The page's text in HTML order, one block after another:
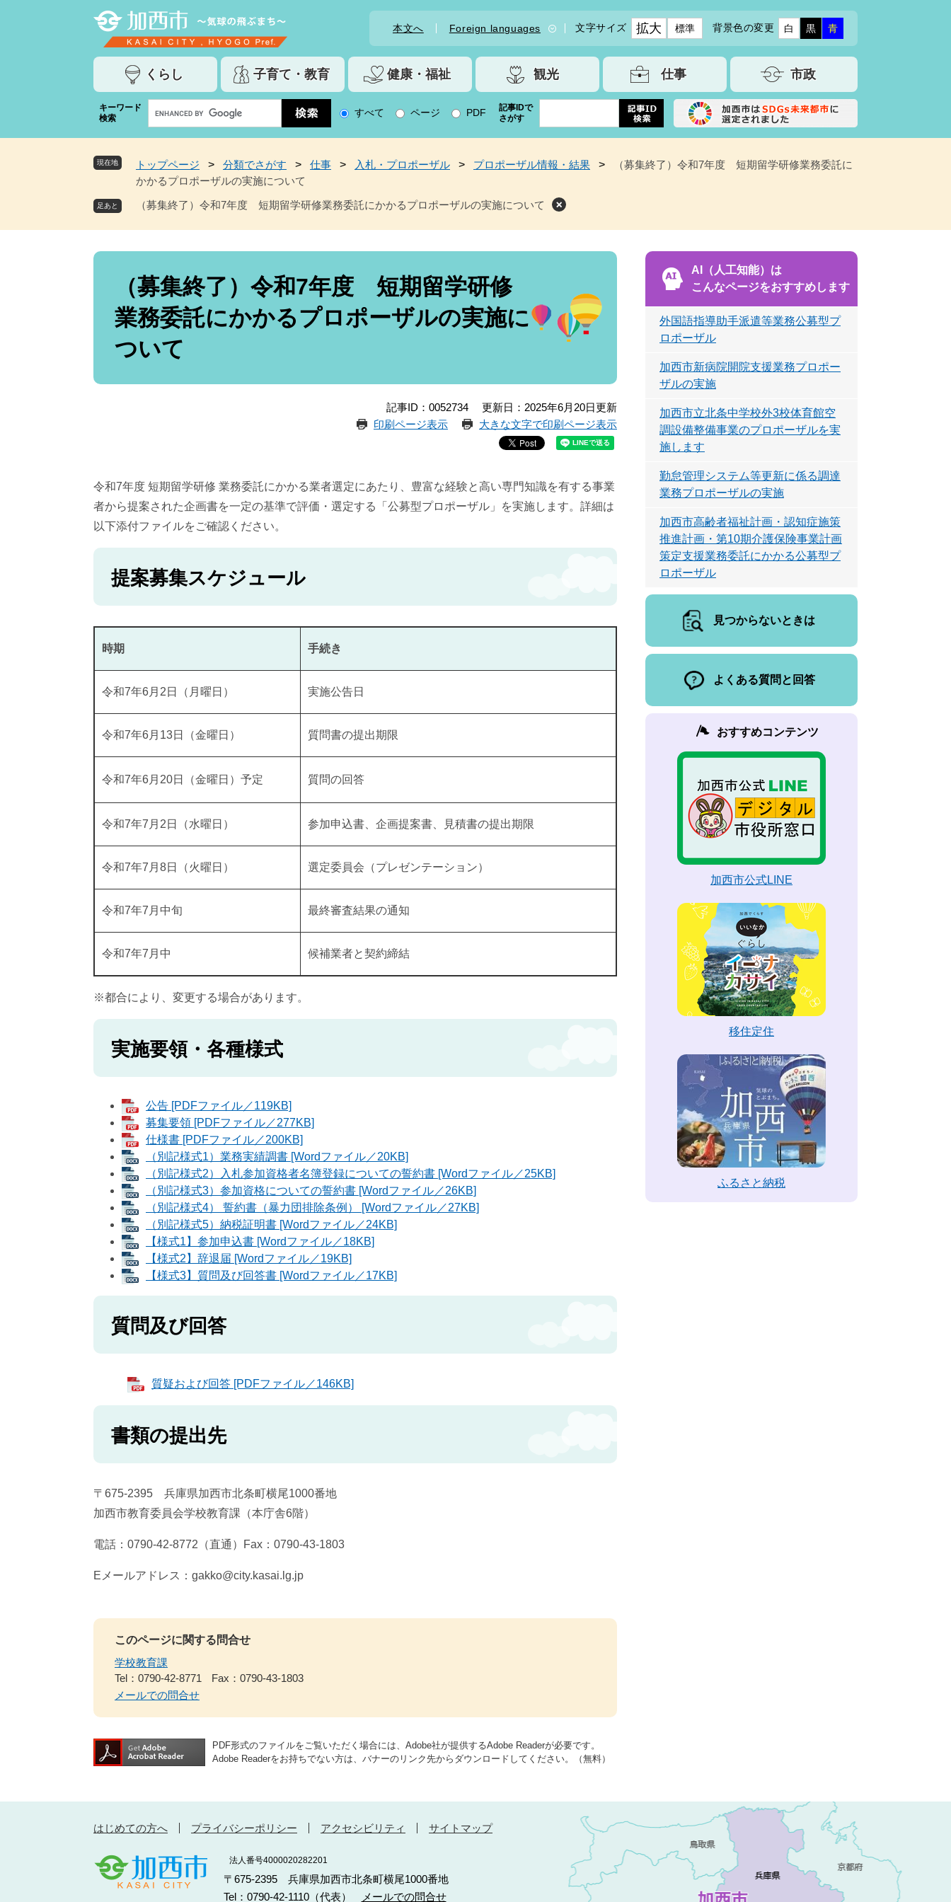
本文へ Foreign languages 文字サイズ 拡大 標準 背景色の変更 白 黒 青
くらし 子育て・教育 健康・福祉 観光 仕事 市政
キーワード
検索
o
l
e
ス
検
すべて ページ PDF
記事IDで
さがす
現在地 トップページ > 分類でさがす > 仕事 > 入札・プロポーザル > プロポーザル情報・結果 >
（募集終了）令和7年度 短期留学研修業務委託に
かかるプロポーザルの実施について
（募集終了）令和7年度 短期留学研修業務委託にかかるプロポーザルの実施について
本
（募集終了）令和7年度 短期留学研修
業務委託にかかるプロポーザルの実施に
ついて
記事ID：0052734
更新日：2025年6月20日更新
印刷ページ表示
大きな文字で印刷ページ表示
令和7年度 短期留学研修 業務委託にかかる業者選定にあたり、豊富な経験と高い専門知識を有する事業
者から提案された企画書を一定の基準で評価・選定する「公募型プロポーザル」を実施します。詳細は
以下添付ファイルをご確認ください。
提案募集スケジュール
時期 手続き
令和7年6月2日（月曜日） 実施公告日
令和7年6月13日（金曜日） 質問書の提出期限
令和7年6月20日（金曜日）予定 質問の回答
令和7年7月2日（水曜日） 参加申込書、企画提案書、見積書の提出期限
令和7年7月8日（火曜日） 選定委員会（プレゼンテーション）
令和7年7月中旬 最終審査結果の通知
令和7年7月中 候補業者と契約締結
※都合により、変更する場合があります。
実施要領・各種様式
公告 [PDFファイル／119KB]
募集要領 [PDFファイル／277KB]
仕様書 [PDFファイル／200KB]
（別記様式1）業務実績調書 [Wordファイル／20KB]
（別記様式2）入札参加資格者名簿登録についての誓約書 [Wordファイル／25KB]
（別記様式3）参加資格についての誓約書 [Wordファイル／26KB]
（別記様式4） 誓約書（暴力団排除条例） [Wordファイル／27KB]
（別記様式5）納税証明書 [Wordファイル／24KB]
【様式1】参加申込書 [Wordファイル／18KB]
【様式2】辞退届 [Wordファイル／19KB]
【様式3】質問及び回答書 [Wordファイル／17KB]
質問及び回答
質疑および回答 [PDFファイル／146KB]
書類の提出先
〒675-2395 兵庫県加西市北条町横尾1000番地
加西市教育委員会学校教育課（本庁舎6階）
電話：0790-42-8772（直通）Fax：0790-43-1803
Eメールアドレス：gakko@city.kasai.lg.jp
このページに関する問合せ
学校教育課
Tel：0790-42-8771
Fax：0790-43-1803
メールでの問合せ
PDF形式のファイルをご覧いただく場合には、Adobe社が提供するAdobe Readerが必要です。
Adobe Readerをお持ちでない方は、バナーのリンク先からダウンロードしてください。（無料）
AI（人工知能）は
こんなページをおすすめします
外国語指導助手派遣等業務公募型プ
ロポーザル
加西市新病院開院支援業務プロポー
ザルの実施
加西市立北条中学校外3校体育館空
調設備整備事業のプロポーザルを実
施します
勤怠管理システム等更新に係る調達
業務プロポーザルの実施
加西市高齢者福祉計画・認知症施策
推進計画・第10期介護保険事業計画
策定支援業務委託にかかる公募型プ
ロポーザル
見つからないときは
よくある質問と回答
おすすめコンテンツ
加西市公式LINE
移住定住
ふるさと納税
はじめての方へ プライバシーポリシー アクセシビリティ サイトマップ
法人番号4000020282201
〒675-2395 兵庫県加西市北条町横尾1000番地
Tel：0790-42-1110（代表）
メールでの問合せ